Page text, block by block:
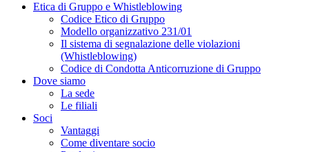
Etica di Gruppo e Whistleblowing
Codice Etico di Gruppo
Modello organizzativo 231/01
Il sistema di segnalazione delle violazioni
(Whistleblowing)
Codice di Condotta Anticorruzione di Gruppo
Dove siamo
La sede
Le filiali
Soci
Vantaggi
Come diventare socio